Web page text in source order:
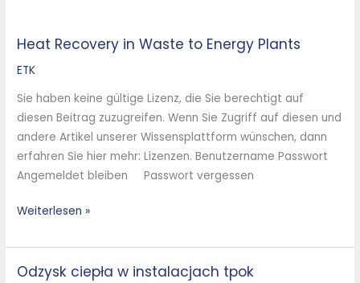
Heat Recovery in Waste to Energy Plants
ETK
Sie haben keine gültige Lizenz, die Sie berechtigt auf
diesen Beitrag zuzugreifen. Wenn Sie Zugriff auf diesen und
andere Artikel unserer Wissensplattform wünschen, dann
erfahren Sie hier mehr: Lizenzen. Benutzername Passwort
Angemeldet bleiben Passwort vergessen
Heat
Recovery
Waste
to
Energy
Plants
Weiterlesen »
Odzysk ciepła w instalacjach tpok
Odzysk